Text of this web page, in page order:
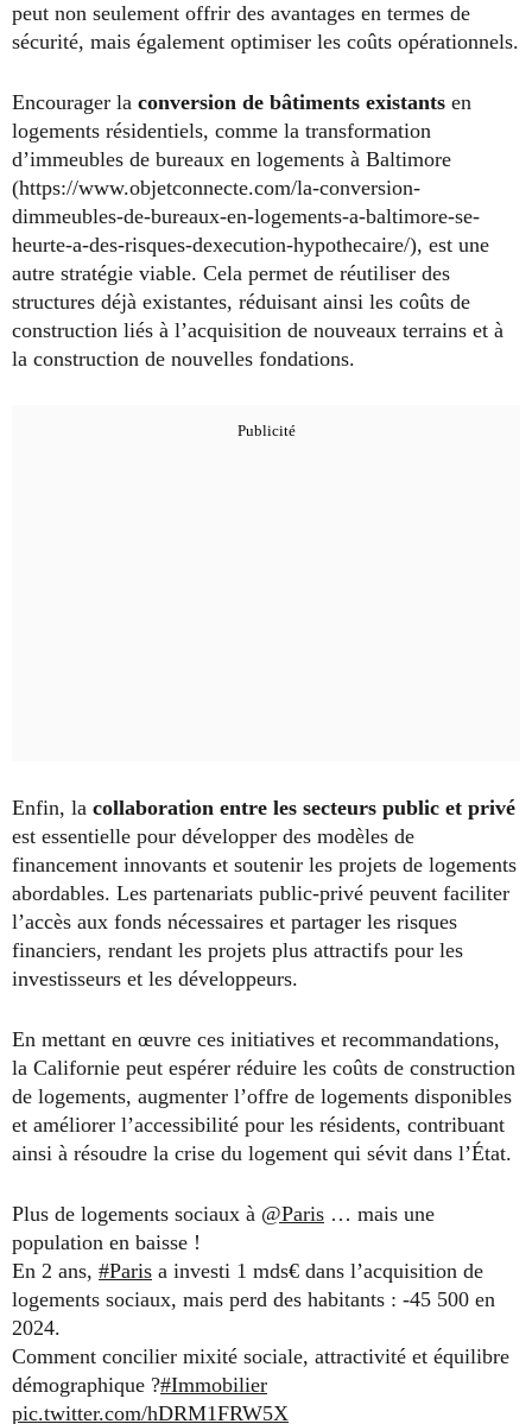
peut non seulement offrir des avantages en termes de
sécurité, mais également optimiser les coûts opérationnels.
Encourager la conversion de bâtiments existants en
logements résidentiels, comme la transformation
d’immeubles de bureaux en logements à Baltimore
(https://www.objetconnecte.com/la-conversion-
dimmeubles-de-bureaux-en-logements-a-baltimore-se-
heurte-a-des-risques-dexecution-hypothecaire/), est une
autre stratégie viable. Cela permet de réutiliser des
structures déjà existantes, réduisant ainsi les coûts de
construction liés à l’acquisition de nouveaux terrains et à
la construction de nouvelles fondations.
Enfin, la collaboration entre les secteurs public et privé
est essentielle pour développer des modèles de
financement innovants et soutenir les projets de logements
abordables. Les partenariats public-privé peuvent faciliter
l’accès aux fonds nécessaires et partager les risques
financiers, rendant les projets plus attractifs pour les
investisseurs et les développeurs.
En mettant en œuvre ces initiatives et recommandations,
la Californie peut espérer réduire les coûts de construction
de logements, augmenter l’offre de logements disponibles
et améliorer l’accessibilité pour les résidents, contribuant
ainsi à résoudre la crise du logement qui sévit dans l’État.
Plus de logements sociaux à @Paris … mais une
population en baisse !
En 2 ans, #Paris a investi 1 mds€ dans l’acquisition de
logements sociaux, mais perd des habitants : -45 500 en
2024.
Comment concilier mixité sociale, attractivité et équilibre
démographique ?#Immobilier
pic.twitter.com/hDRM1FRW5X